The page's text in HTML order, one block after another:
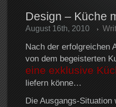
Design – Küche
August 16th, 2010
Nach der erfolgreichen
von dem begeisterten
eine exklusive
liefern könne…
Die Ausgangs-Situation